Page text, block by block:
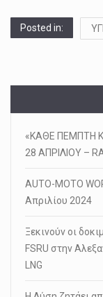
Posted in:
«ΚΑΘΕ ΠΕΜΠΤΗ
28 ΑΠΡΙΛΙΟΥ –
AUTO-MOTO
Απριλίου 2024
Ξεκινούν οι
FSRU στην
LNG